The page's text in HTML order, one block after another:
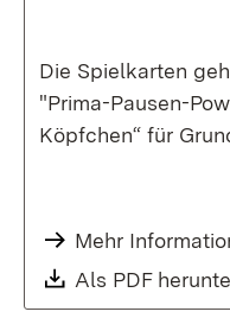
Die Spielkarten
"Prima-Pausen-
Köpfchen“ für
Mehr
Als PDF